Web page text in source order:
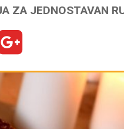
ZA JEDNOSTAVAN